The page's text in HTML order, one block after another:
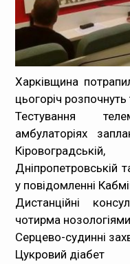
Документи
Контакти
Карта сайта
Харківщина
цьогоріч
Тестування
амбулаторіях
Кіровоградській,
Дніпропетровській
у повідомленні
Дистанційні
чотирма
Серцево-судинні
Цукровий діабет